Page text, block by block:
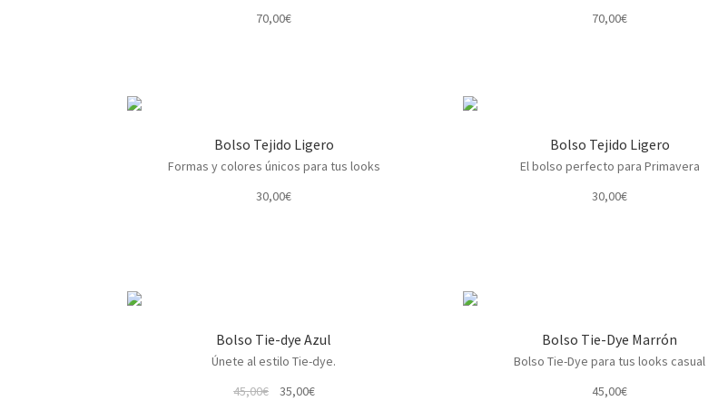
70,00€
70,00€
Bolso Tejido Ligero
Formas y colores únicos para tus looks
30,00€
Bolso Tejido Ligero
El bolso perfecto para Primavera
30,00€
Bolso Tie-dye Azul
Únete al estilo Tie-dye.
45,00€
El35,00€El
Bolso Tie-Dye Marrón
Bolso Tie-Dye para tus looks casual
45,00€